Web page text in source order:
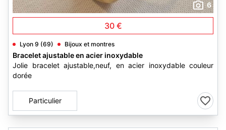
6
30 €
Lyon 9 (69) Bijoux et montres
Bracelet ajustable en acier inoxydable
Jolie bracelet ajustable,neuf, en acier inoxydable couleur
dorée
Particulier